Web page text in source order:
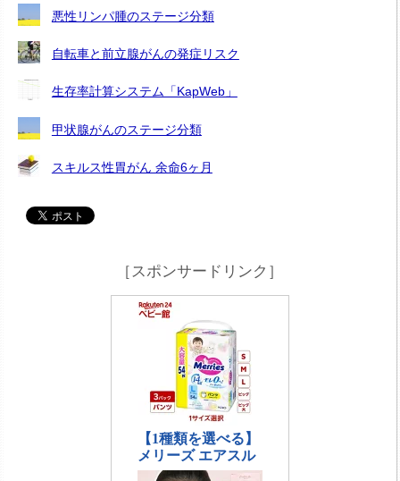
悪性リンパ腫のステージ分類
自転車と前立腺がんの発症リスク
生存率計算システム「KapWeb」
甲状腺がんのステージ分類
スキルス性胃がん 余命6ヶ月
［スポンサードリンク］